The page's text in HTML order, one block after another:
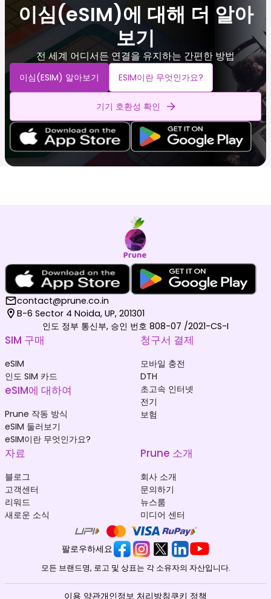
이심(eSIM)에 대해 더 알아
보기
전 세계 어디서든 연결을 유지하는 간편한 방법
이심(eSIM) 알아보기 ESIM이란 무엇인가요?
기기 호환성 확인
contact@prune.co.in
B-6 Sector 4 Noida, UP, 201301
인도 정부 통신부, 승인 번호 808-07 /2021-CS-I
SIM 구매
eSIM
인도 SIM 카드
eSIM에 대하여
Prune 작동 방식
eSIM 둘러보기
eSIM이란 무엇인가요?
청구서 결제
모바일 충전
DTH
초고속 인터넷
전기
보험
자료
블로그
고객센터
리워드
새로운 소식
Prune 소개
회사 소개
문의하기
뉴스룸
미디어 센터
팔로우하세요
모든 브랜드명, 로고 및 상표는 각 소유자의 자산입니다.
이용 약관개인정보 처리방침쿠키 정책